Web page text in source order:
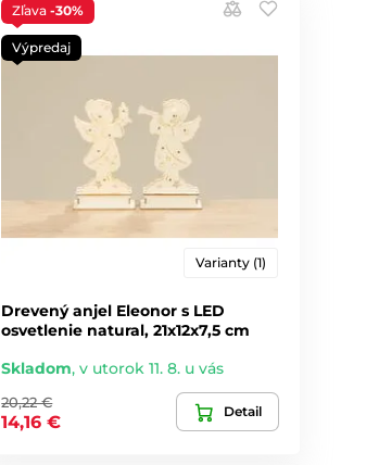
Zľava-30%
Výpredaj
Varianty (1)
Drevený anjel Eleonor s LED
osvetlenie natural, 21x12x7,5 cm
Skladom,v utorok 11. 8. u vás
20,22 €
14,16 €
Detail